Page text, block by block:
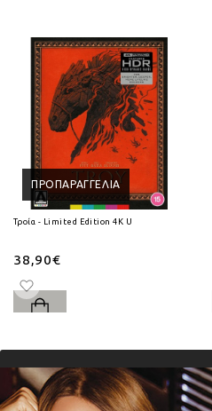
ΠΡΟΠΑΡΑΓΓΕΛΊΑ
Τροία - Limited Edition 4K Ultra HD
38,90€